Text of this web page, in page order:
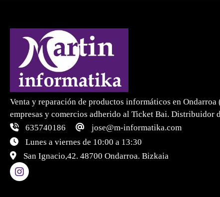
Venta y reparación de productos informáticos en
empresas y comercios adherido al Ticket Bai. Distribuidor
635740186
jose@m-informatika.com
Lunes a viernes de 10:00 a 13:30
San Ignacio,42. 48700 Ondarroa. Bizkaia